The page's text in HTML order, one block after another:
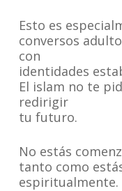
Esto es
conversos
con
identidades
El islam no te
redirigir
tu futuro.
No estás
tanto como
espiritualmente.